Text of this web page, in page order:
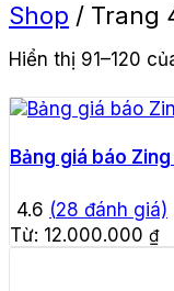
Shop / Trang
Hiển thị 91–120
Bảng giá báo
4.6 (28 đánh giá)
Từ: 12.000.000 ₫